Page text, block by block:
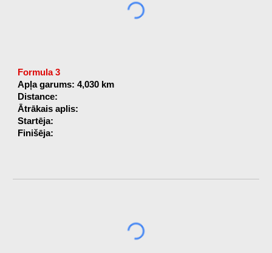
Formula 3
Apļa garums: 4,030 km
Distance:
Ātrākais aplis:
Startēja:
Finišēja: